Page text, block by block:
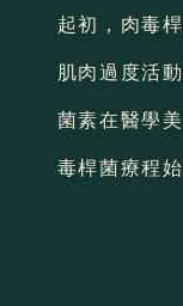
起初，肉毒
肌肉過度活
菌素在醫學
毒桿菌療程